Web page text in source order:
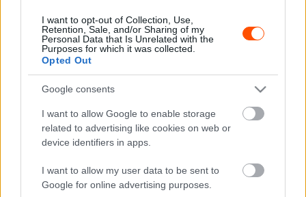
I want to opt-out of Collection, Use,
Retention, Sale, and/or Sharing of my
Personal Data that Is Unrelated with the
Purposes for which it was collected.
Opted Out
Google consents
I want to allow Google to enable storage
related to advertising like cookies on web or
device identifiers in apps.
I want to allow my user data to be sent to
Google for online advertising purposes.
Az ORB2-ben már Győrben eldőlt az abszolút bajnoki cím,
azt Baksai László és Erdei Zoltán nyerte meg, azonban a
második helyért még nagy csata zajlik a Zemplén Rally
végéig.